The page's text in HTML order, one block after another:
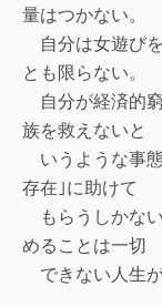
量はつかない。
自分は女遊び
とも限らない。
自分が経済的
族を救えないと
いうような事
存在｣に助けて
もらうしかな
めることは一切
できない人生